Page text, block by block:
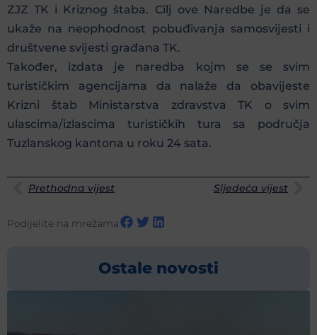
ZJZ TK i Kriznog štaba. Cilj ove Naredbe je da se
ukaže na neophodnost pobuđivanja samosvijesti i
društvene svijesti građana TK.
Također, izdata je naredba kojm se se svim
turističkim agencijama da nalaže da obavijeste
Krizni štab Ministarstva zdravstva TK o svim
ulascima/izlascima turističkih tura sa područja
Tuzlanskog kantona u roku 24 sata.
Prethodna vijest Sljedeća vijest
Podijelite na mrežama
Ostale novosti